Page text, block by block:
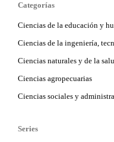
Categorías
Ciencias de la educación y
Ciencias de la ingeniería,
Ciencias naturales y de la
Ciencias agropecuarias
Ciencias sociales y
Series